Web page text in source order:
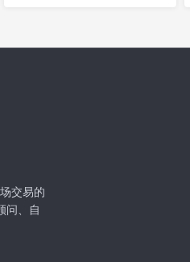
交易的
问、自